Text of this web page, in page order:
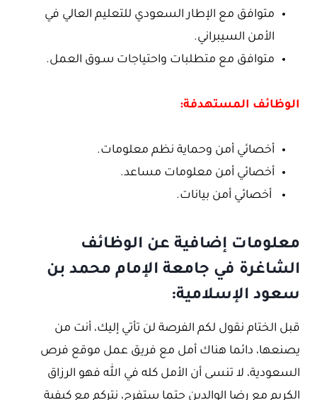
متوافق مع الإطار السعودي للتعليم العالي في
الأمن السيبراني.
متوافق مع متطلبات واحتياجات سـوق العمل.
الوظائف المستهدفة:
أخصائي أمن وحماية نظم معلومات.
أخصائي أمن معلومات مساعد.
أخصائي أمن بيانات.
معلومات إضافية عن الوظائف
الشاغرة في جامعة الإمام محمد بن
سعود الإسلامية:
قبل الختام نقول لكم الفرصة لن تأتي إليك، أنت من
يصنعها، دائما هناك أمل مع فريق عمل موقع فرص
السعودية، لا تنسى أن الأمل كله في الله فهو الرزاق
الكريم مع رضا الوالدين حتما ستفرج، نتركم مع كيفية